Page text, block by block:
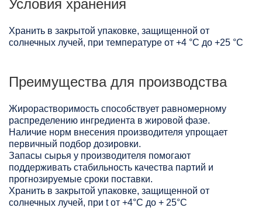
Условия хранения
Хранить в закрытой упаковке, защищенной от
солнечных лучей, при температуре от +4 °C до +25 °C
Преимущества для производства
Жирорастворимость способствует равномерному
распределению ингредиента в жировой фазе.
Наличие норм внесения производителя упрощает
первичный подбор дозировки.
Запасы сырья у производителя помогают
поддерживать стабильность качества партий и
прогнозируемые сроки поставки.
Хранить в закрытой упаковке, защищенной от
солнечных лучей, при t от +4°C до + 25°С